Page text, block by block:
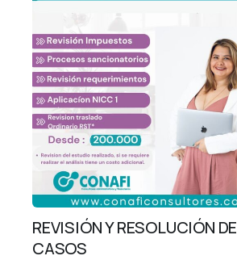
REVISIÓN Y RESOLUCIÓN DE
CASOS